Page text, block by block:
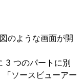
のような画面が開
3 つのパートに別
ソースビューアー